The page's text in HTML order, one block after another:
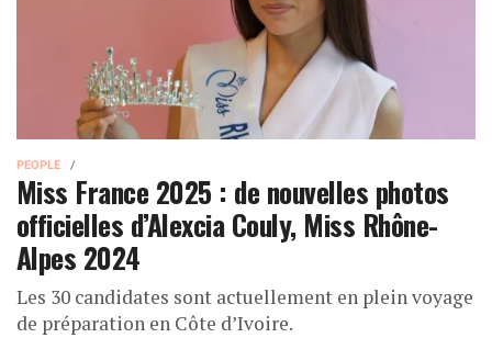
PEOPLE
Miss France 2025 : de nouvelles photos
officielles d’Alexcia Couly, Miss Rhône-
Alpes 2024
Les 30 candidates sont actuellement en plein voyage
de préparation en Côte d’Ivoire.